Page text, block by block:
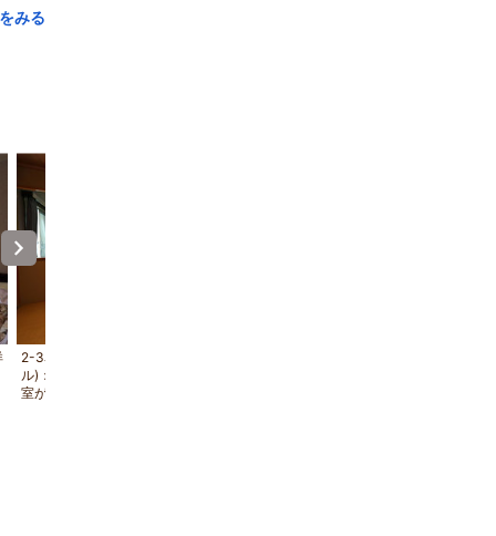
みる
2-3名◆和室＋ベッドルーム(セミダブ
ル)：セミダブルベッドの寝室と寛ぎの和
室がある和洋室*